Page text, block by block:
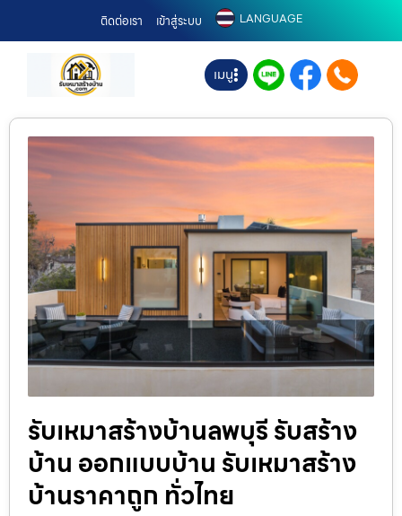
ติดต่อเรา เข้าสู่ระบบ LANGUAGE
เมนู
รับเหมาสร้างบ้านลพบุรี รับสร้าง
บ้าน ออกแบบบ้าน รับเหมาสร้าง
บ้านราคาถูก ทั่วไทย